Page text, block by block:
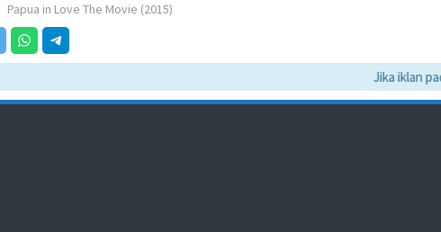
Papua in Love The Movie (2015)
Jika iklan